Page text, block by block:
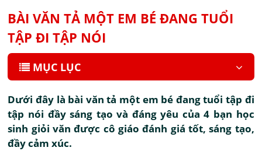
BÀI VĂN TẢ MỘT EM BÉ ĐANG TUỔI
TẬP ĐI TẬP NÓI
MỤC LỤC
Dưới đây là bài văn tả một em bé đang tuổi tập đi
tập nói đầy sáng tạo và đáng yêu của 4 bạn học
sinh giỏi văn được cô giáo đánh giá tốt, sáng tạo,
đầy cảm xúc.